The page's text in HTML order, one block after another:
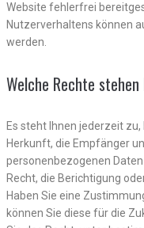
Website fehlerfrei
Nutzerverhaltens können
werden.
Welche Rechte
Es steht Ihnen jederzeit
Herkunft, die Empfänger
personenbezogenen
Recht, die Berichtigung
Haben Sie eine
können Sie diese für die